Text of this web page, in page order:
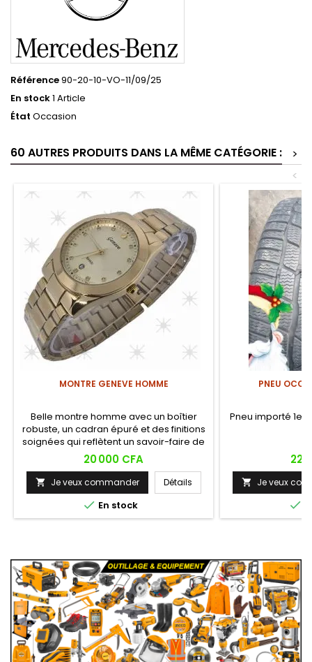
Référence90-20-10-VO-11/09/25
En stock1 Article
État Occasion
60 AUTRES PRODUITS DANS LA MÊME CATÉGORIE :
>
<
MONTRE GENEVE HOMME
Belle montre homme avec un boîtier
robuste, un cadran épuré et des finitions
soignées qui reflètent un savoir-faire de
qualité.
Prix
20 000 CFA
 Je veux commander Détails
 En stock
PNEU
Pneu importé 1er
Prix
22
 Je veux
